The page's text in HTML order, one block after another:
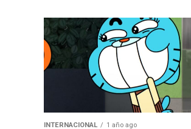
INTERNACIONAL 1 año ago